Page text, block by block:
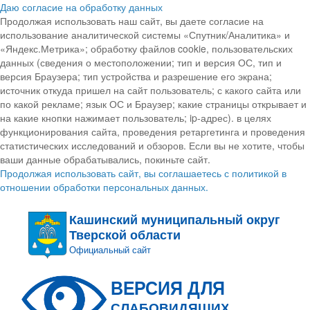
Даю согласие на обработку данных
Продолжая использовать наш сайт, вы даете согласие на
использование аналитической системы «Спутник/Аналитика» и
«Яндекс.Метрика»; обработку файлов cookie, пользовательских
данных (сведения о местоположении; тип и версия ОС, тип и
версия Браузера; тип устройства и разрешение его экрана;
источник откуда пришел на сайт пользователь; с какого сайта или
по какой рекламе; язык ОС и Браузер; какие страницы открывает и
на какие кнопки нажимает пользователь; ip-адрес). в целях
функционирования сайта, проведения ретаргетинга и проведения
статистических исследований и обзоров. Если вы не хотите, чтобы
ваши данные обрабатывались, покиньте сайт.
Продолжая использовать сайт, вы соглашаетесь с политикой в
отношении обработки персональных данных.